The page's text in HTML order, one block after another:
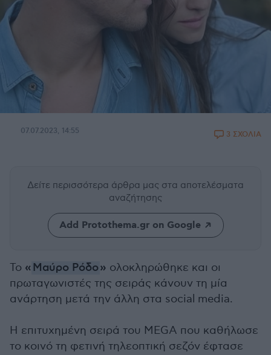
07.07.2023, 14:55 3 ΣΧΟΛΙΑ
Δείτε περισσότερα άρθρα μας στα αποτελέσματα
αναζήτησης
Add Protothema.gr on Google
Το «Μαύρο Ρόδο» ολοκληρώθηκε και οι
πρωταγωνιστές της σειράς κάνουν τη μία
ανάρτηση μετά την άλλη στα social media.
Η επιτυχημένη σειρά του MΕGA που καθήλωσε
το κοινό τη φετινή τηλεοπτική σεζόν έφτασε